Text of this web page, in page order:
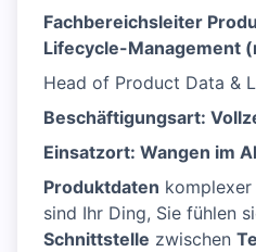
Fachbereichsleiter
Lifecycle-Management
Head of Product Data &
Beschäftigungsart:
Einsatzort: Wangen im
Produktdaten
sind Ihr Ding, Sie fühlen
Schnittstelle zwischen